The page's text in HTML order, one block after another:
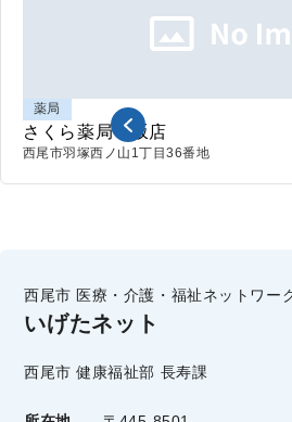
薬局
さくら薬局平坂店
西尾市羽塚西ノ山 1丁目36番地
西尾市 医療・介護・福祉ネットワー
いげたネット
西尾市 健康福祉部 長寿課